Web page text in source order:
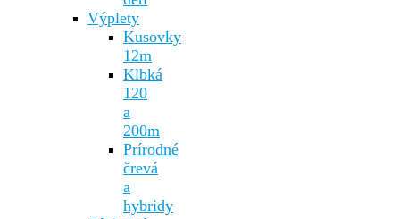
Výplety
Kusovky
12m
Klbká
120
a
200m
Prírodné
črevá
a
hybridy